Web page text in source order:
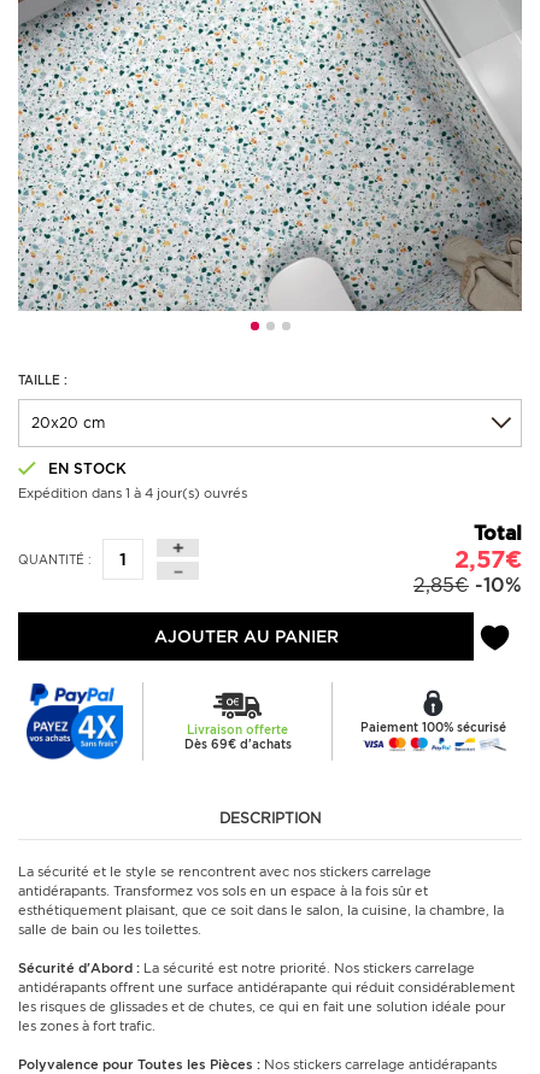
TAILLE :
EN STOCK
Expédition dans 1 à 4 jour(s) ouvrés
QUANTITÉ :
Total
2,57€
2,85€ -10%
AJOUTER AU PANIER
Livraison offerte
Dès 69€ d'achats
Paiement 100% sécurisé
DESCRIPTION
La sécurité et le style se rencontrent avec nos stickers carrelage
antidérapants. Transformez vos sols en un espace à la fois sûr et
esthétiquement plaisant, que ce soit dans le salon, la cuisine, la chambre, la
salle de bain ou les toilettes.
Sécurité d'Abord : La sécurité est notre priorité. Nos stickers carrelage
antidérapants offrent une surface antidérapante qui réduit considérablement
les risques de glissades et de chutes, ce qui en fait une solution idéale pour
les zones à fort trafic.
Polyvalence pour Toutes les Pièces : Nos stickers carrelage antidérapants